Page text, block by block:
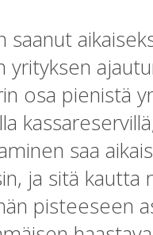
saanut
osa pienistä
saa
ja sitä
pisteeseen